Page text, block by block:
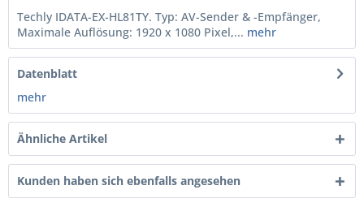
Techly IDATA-EX-HL81TY. Typ: AV-Sender & -Empfänger,
Maximale Auflösung: 1920 x 1080 Pixel,... mehr
Datenblatt
mehr
Ähnliche Artikel
Kunden haben sich ebenfalls angesehen